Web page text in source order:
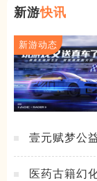
新游快讯
新游动态
壹元赋梦公
医药古籍幻